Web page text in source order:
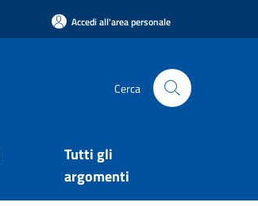
Accedi all'area personale
Cerca
Tutti gli
argomenti